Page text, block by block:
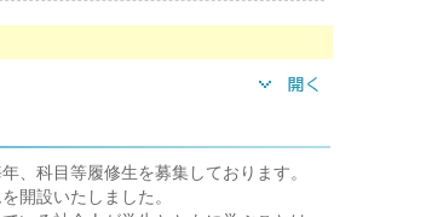
、科目等履修生を募集しております。
開設いたしました。